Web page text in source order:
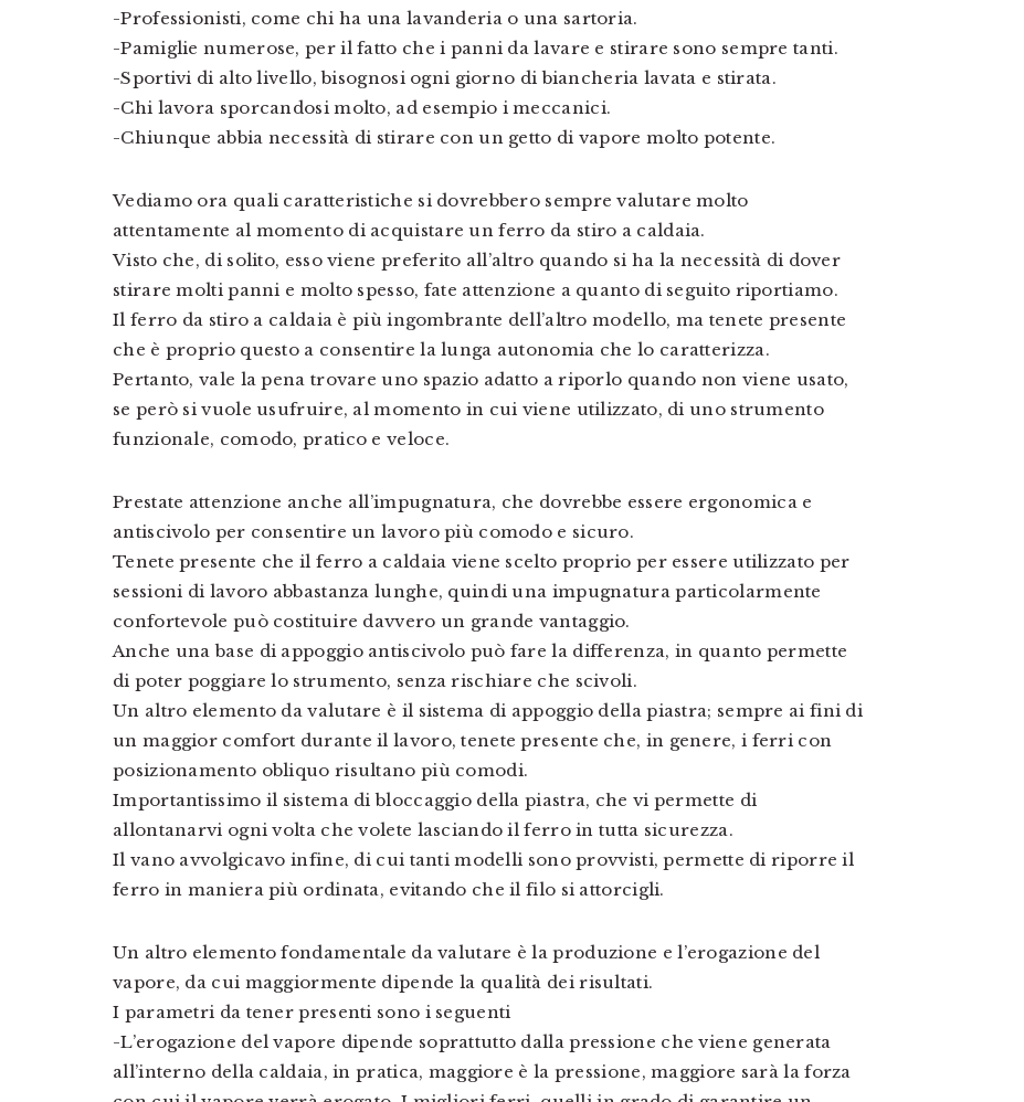
-Professionisti, come chi ha una lavanderia o una sartoria.
-Pamiglie numerose, per il fatto che i panni da lavare e stirare sono sempre tanti.
-Sportivi di alto livello, bisognosi ogni giorno di biancheria lavata e stirata.
-Chi lavora sporcandosi molto, ad esempio i meccanici.
-Chiunque abbia necessità di stirare con un getto di vapore molto potente.
Vediamo ora quali caratteristiche si dovrebbero sempre valutare molto
attentamente al momento di acquistare un ferro da stiro a caldaia.
Visto che, di solito, esso viene preferito all’altro quando si ha la necessità di dover
stirare molti panni e molto spesso, fate attenzione a quanto di seguito riportiamo.
Il ferro da stiro a caldaia è più ingombrante dell’altro modello, ma tenete presente
che è proprio questo a consentire la lunga autonomia che lo caratterizza.
Pertanto, vale la pena trovare uno spazio adatto a riporlo quando non viene usato,
se però si vuole usufruire, al momento in cui viene utilizzato, di uno strumento
funzionale, comodo, pratico e veloce.
Prestate attenzione anche all’impugnatura, che dovrebbe essere ergonomica e
antiscivolo per consentire un lavoro più comodo e sicuro.
Tenete presente che il ferro a caldaia viene scelto proprio per essere utilizzato per
sessioni di lavoro abbastanza lunghe, quindi una impugnatura particolarmente
confortevole può costituire davvero un grande vantaggio.
Anche una base di appoggio antiscivolo può fare la differenza, in quanto permette
di poter poggiare lo strumento, senza rischiare che scivoli.
Un altro elemento da valutare è il sistema di appoggio della piastra; sempre ai fini di
un maggior comfort durante il lavoro, tenete presente che, in genere, i ferri con
posizionamento obliquo risultano più comodi.
Importantissimo il sistema di bloccaggio della piastra, che vi permette di
allontanarvi ogni volta che volete lasciando il ferro in tutta sicurezza.
Il vano avvolgicavo infine, di cui tanti modelli sono provvisti, permette di riporre il
ferro in maniera più ordinata, evitando che il filo si attorcigli.
Un altro elemento fondamentale da valutare è la produzione e l’erogazione del
vapore, da cui maggiormente dipende la qualità dei risultati.
I parametri da tener presenti sono i seguenti
-L’erogazione del vapore dipende soprattutto dalla pressione che viene generata
all’interno della caldaia, in pratica, maggiore è la pressione, maggiore sarà la forza